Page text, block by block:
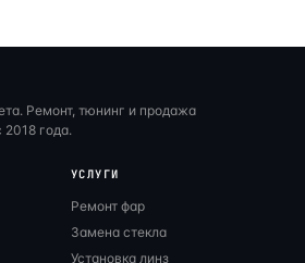
Ремонт, тюнинг и продажа
года.
УСЛУГИ
Ремонт фар
Замена стекла
Установка линз